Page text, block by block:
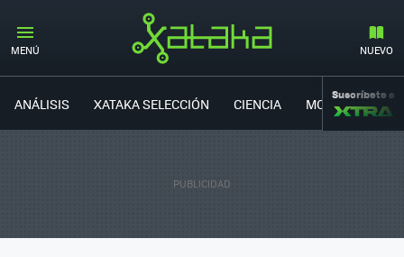
MENÚ NUEVO
ANÁLISIS XATAKA SELECCIÓN CIENCIA MOVILIDAD
Suscríbete a